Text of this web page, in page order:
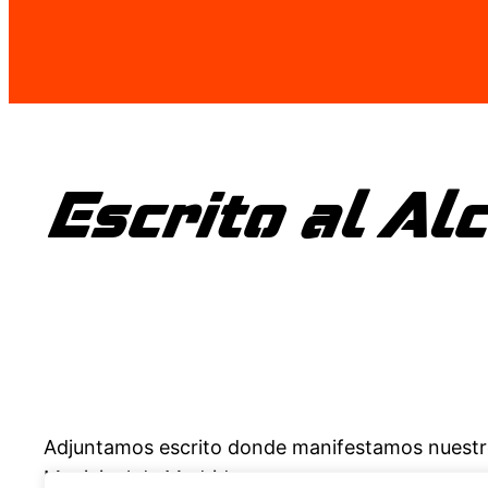
Escrito al
Adjuntamos escrito donde manifestamos
Municipal de Madrid.